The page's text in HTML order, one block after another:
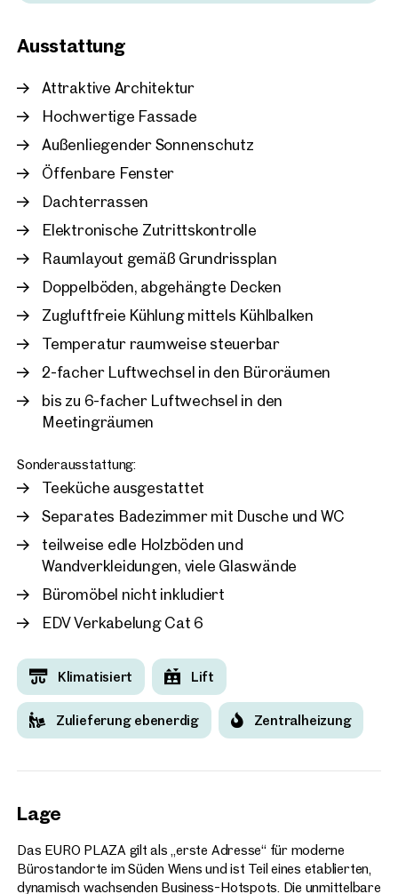
unterstreichen den hohen Qualitätsanspruch.
In den Untergeschoßen stehen ausreichend Parkplätze sowie
Lager- und Archivflächen zur Verfügung. Mit zeitgemäßer
Architektur, durchdachten Services und ausgezeichneter
Verkehrsanbindung zählt das EURO PLAZA zu den Top-
Adressen für modernes Arbeiten in Wien.
Ausstattung
Attraktive Architektur
Hochwertige Fassade
Außenliegender Sonnenschutz
Öffenbare Fenster
Dachterrassen
Elektronische Zutrittskontrolle
Raumlayout gemäß Grundrissplan
Doppelböden, abgehängte Decken
Zugluftfreie Kühlung mittels Kühlbalken
Temperatur raumweise steuerbar
2-facher Luftwechsel in den Büroräumen
bis zu 6-facher Luftwechsel in den
Meetingräumen
Sonderausstattung:
Teeküche ausgestattet
Separates Badezimmer mit Dusche und WC
teilweise edle Holzböden und
Wandverkleidungen, viele Glaswände
Büromöbel nicht inkludiert
EDV Verkabelung Cat 6
Klimatisiert Lift
Zulieferung ebenerdig Zentralheizung
Lage
Das EURO PLAZA gilt als „erste Adresse“ für moderne
Bürostandorte im Süden Wiens und ist Teil eines etablierten,
dynamisch wachsenden Business-Hotspots. Die unmittelbare